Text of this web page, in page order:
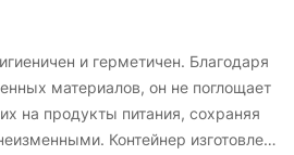
и герметичен. Благодаря
материалов, он не поглощает
на продукты питания, сохраняя
Контейнер изготовлен